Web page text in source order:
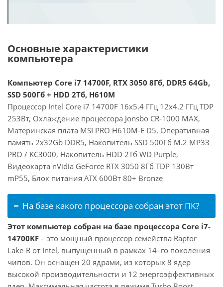
Основные характеристики
компьютера
Компьютер Core i7 14700F, RTX 3050 8Гб, DDR5 64Gb,
SSD 500Гб + HDD 2Тб, H610M
Процессор Intel Core i7 14700F 16x5.4 ГГц 12x4.2 ГГц TDP
253Вт, Охлаждение процессора Jonsbo CR-1000 MAX,
Материнская плата MSI PRO H610M-E D5, Оперативная
память 2x32Gb DDR5, Накопитель SSD 500Гб M.2 MP33
PRO / KC3000, Накопитель HDD 2Тб WD Purple,
Видеокарта nVidia GeForce RTX 3050 8Гб TDP 130Вт
mP55, Блок питания ATX 600Вт 80+ Bronze
На базе какого процессора собран этот ПК?
Этот компьютер собран на базе процессора Core i7-
14700KF – это мощный процессор семейства Raptor
Lake-R от Intel, выпущенный в рамках 14–го поколения
чипов. Он оснащен 20 ядрами, из которых 8 ядер
высокой производительности и 12 энергоэффективных